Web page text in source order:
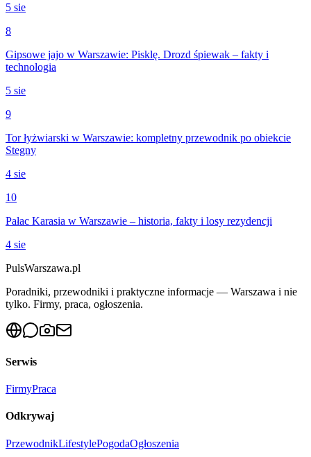
5 sie
8
Gipsowe jajo w Warszawie: Pisklę. Drozd śpiewak – fakty i
technologia
5 sie
9
Tor łyżwiarski w Warszawie: kompletny przewodnik po obiekcie
Stegny
4 sie
10
Pałac Karasia w Warszawie – historia, fakty i losy rezydencji
4 sie
PulsWarszawa.pl
Poradniki, przewodniki i praktyczne informacje — Warszawa i nie
tylko. Firmy, praca, ogłoszenia.
Serwis
FirmyPraca
Odkrywaj
PrzewodnikLifestylePogodaOgłoszenia